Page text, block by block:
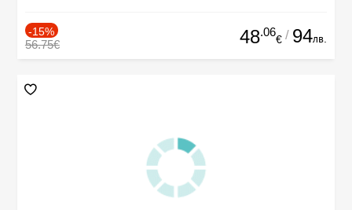
-15%
56.75€ 48.06
€ / 94лв.